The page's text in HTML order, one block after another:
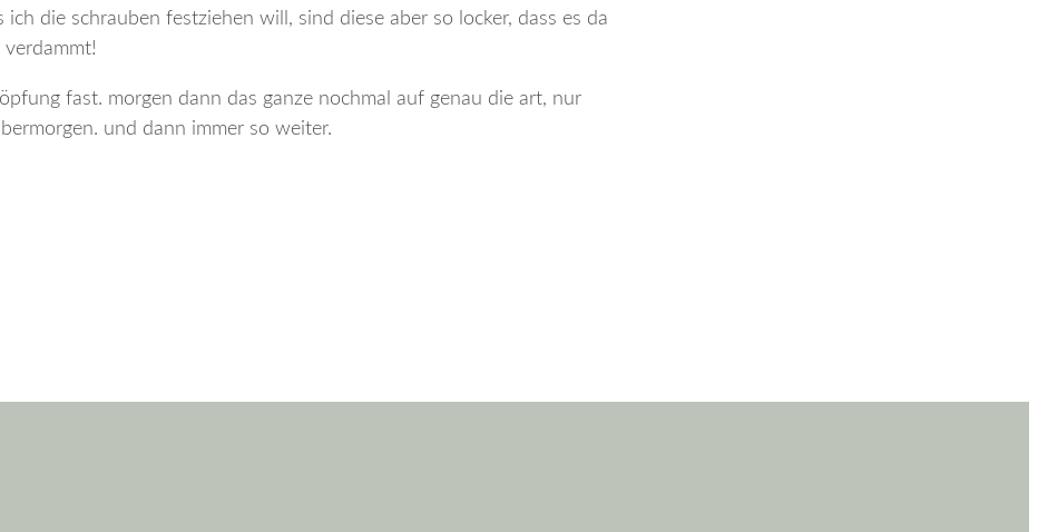
ich die schrauben festziehen will, sind diese aber so locker, dass es da
verdammt!
fast. morgen dann das ganze nochmal auf genau die art, nur
und dann immer so weiter.